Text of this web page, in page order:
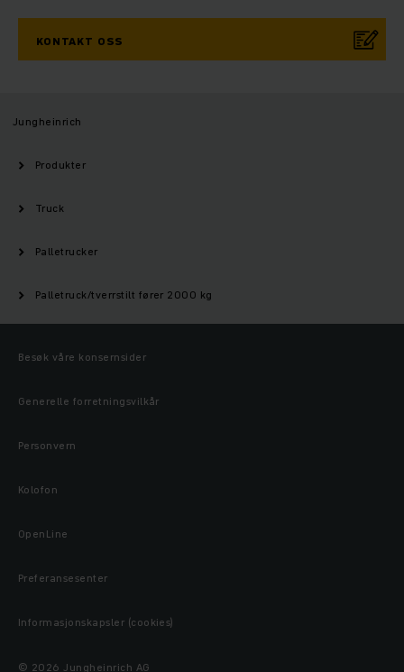
KONTAKT OSS
Jungheinrich
Produkter
Truck
Palletrucker
Palletruck/tverrstilt fører 2000 kg
Besøk våre konsernsider
Generelle forretningsvilkår
Personvern
Kolofon
OpenLine
Preferansesenter
Informasjonskapsler (cookies)
© 2026 Jungheinrich AG